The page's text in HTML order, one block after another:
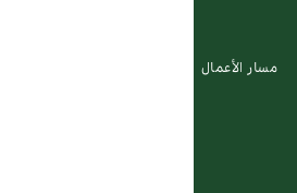
مسار الأعمال